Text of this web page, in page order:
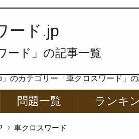
ード.jp
ード」の記事一覧
」のカテゴリー「車クロスワード」
問題一覧 ランキ
車クロスワード